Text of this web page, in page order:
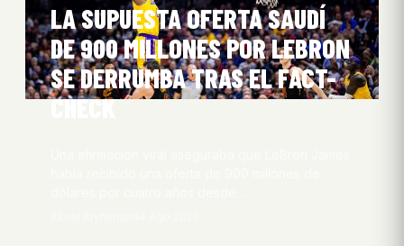
LA SUPUESTA OFERTA SAUDÍ
DE 900 MILLONES POR LEBRON
SE DERRUMBA TRAS EL FACT-
CHECK